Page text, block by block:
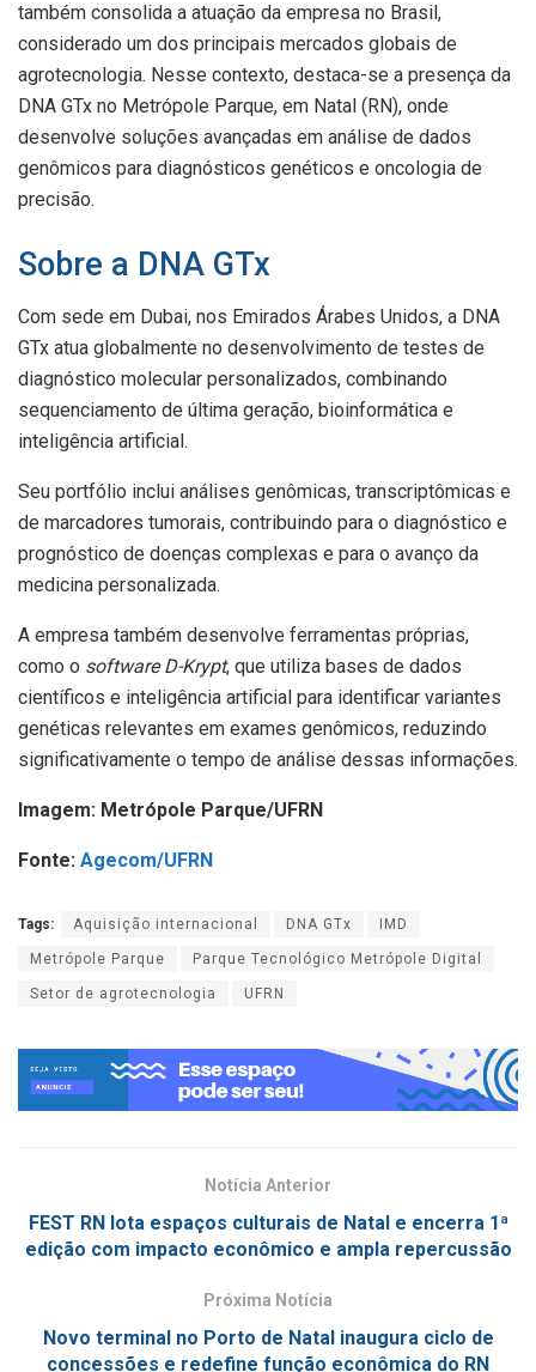
também consolida a atuação da empresa no Brasil,
considerado um dos principais mercados globais de
agrotecnologia. Nesse contexto, destaca-se a presença da
DNA GTx no Metrópole Parque, em Natal (RN), onde
desenvolve soluções avançadas em análise de dados
genômicos para diagnósticos genéticos e oncologia de
precisão.
Sobre a DNA GTx
Com sede em Dubai, nos Emirados Árabes Unidos, a DNA
GTx atua globalmente no desenvolvimento de testes de
diagnóstico molecular personalizados, combinando
sequenciamento de última geração, bioinformática e
inteligência artificial.
Seu portfólio inclui análises genômicas, transcriptômicas e
de marcadores tumorais, contribuindo para o diagnóstico e
prognóstico de doenças complexas e para o avanço da
medicina personalizada.
A empresa também desenvolve ferramentas próprias,
como o software D-Krypt, que utiliza bases de dados
científicos e inteligência artificial para identificar variantes
genéticas relevantes em exames genômicos, reduzindo
significativamente o tempo de análise dessas informações.
Imagem: Metrópole Parque/UFRN
Fonte: Agecom/UFRN
Tags: Aquisição internacional DNA GTx IMD
Metrópole Parque Parque Tecnológico Metrópole Digital
Setor de agrotecnologia UFRN
Notícia Anterior
FEST RN lota espaços culturais de Natal e encerra 1ª
edição com impacto econômico e ampla repercussão
Próxima Notícia
Novo terminal no Porto de Natal inaugura ciclo de
concessões e redefine função econômica do RN